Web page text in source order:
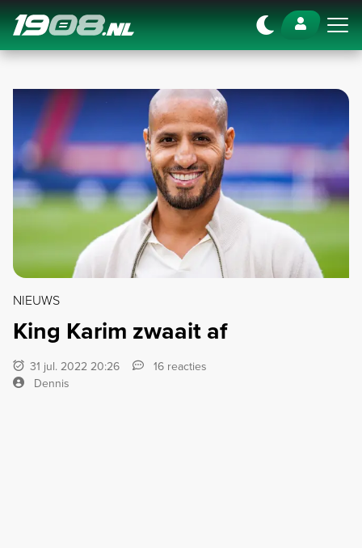
Navigation
NIEUWS
King Karim zwaait af
31 jul. 2022 20:26
16 reacties
Dennis